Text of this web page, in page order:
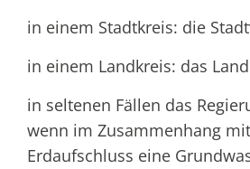
in einem Stadtkreis: die
in einem Landkreis: das
in seltenen Fällen das
wenn im Zusammenhang
Erdaufschluss eine